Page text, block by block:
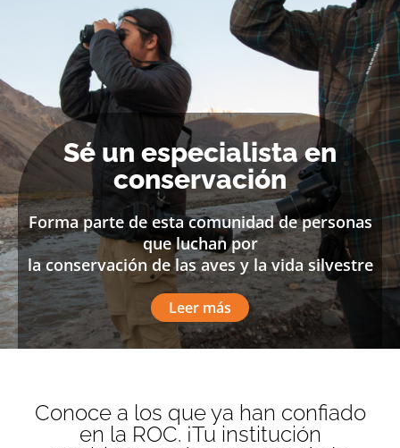
Sé un especialista en
conservación
Forma parte de esta comunidad de personas
que luchan por
la conservación de las aves y la vida silvestre
Leer más
Conoce a los que ya han confiado
en la ROC. ¡Tu institución